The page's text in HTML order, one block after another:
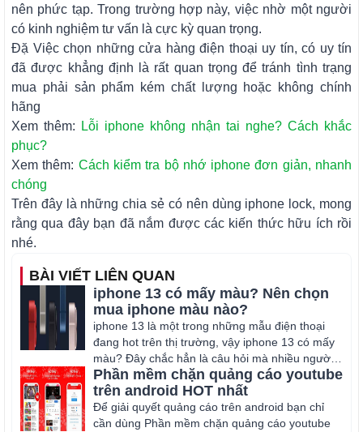
nên phức tạp. Trong trường hợp này, việc nhờ một người
có kinh nghiệm tư vấn là cực kỳ quan trọng.
Đặ Việc chọn những cửa hàng điện thoại uy tín, có uy tín
đã được khẳng định là rất quan trọng để tránh tình trạng
mua phải sản phẩm kém chất lượng hoặc không chính
hãng
Xem thêm:
Lỗi iphone không nhận tai nghe? Cách khắc
phục?
Xem thêm: Cách kiểm tra bộ nhớ iphone đơn giản, nhanh
chóng
Trên đây là những chia sẻ có nên dùng iphone lock, mong
rằng qua đây bạn đã nắm được các kiến thức hữu ích rồi
nhé.
BÀI VIẾT LIÊN QUAN
iphone 13 có mấy màu? Nên chọn
mua iphone màu nào?
iphone 13 là một trong những mẫu điện thoại
đang hot trên thị trường, vậy iphone 13 có mấy
màu? Đây chắc hẳn là câu hỏi mà nhiều người
qtam
Phần mềm chặn quảng cáo youtube
trên android HOT nhất
Để giải quyết quảng cáo trên android bạn chỉ
cần dùng Phần mềm chặn quảng cáo youtube